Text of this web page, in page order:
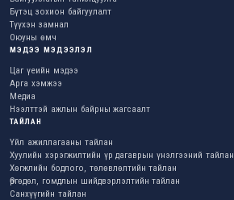
Бүтэц зохион байгуулалт
Түүхэн замнал
Оюуны өмч
МЭДЭЭ МЭДЭЭЛЭЛ
Цаг үеийн мэдээ
Арга хэмжээ
Медиа
Нээлттэй ажлын байрны жагсаалт
ТАЙЛАН
Үйл ажиллагааны тайлан
Хуулийн хэрэгжилтийн үр дагаврын үнэлгээний тайлан
Хөгжлийн бодлого, төлөвлөлтийн тайлан
Өргөдөл, гомдлын шийдвэрлэлтийн тайлан
Санхүүгийн тайлан